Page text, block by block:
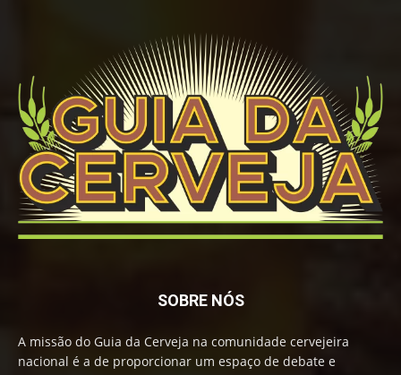
SOBRE NÓS
A missão do Guia da Cerveja na comunidade cervejeira
nacional é a de proporcionar um espaço de debate e